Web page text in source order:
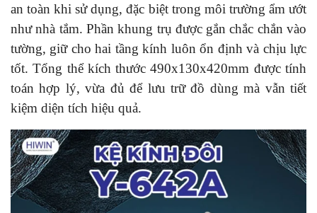
an toàn khi sử dụng, đặc biệt trong môi trường ẩm ướt
như nhà tắm. Phần khung trụ được gắn chắc chắn vào
tường, giữ cho hai tầng kính luôn ổn định và chịu lực
tốt. Tổng thể kích thước 490x130x420mm được tính
toán hợp lý, vừa đủ để lưu trữ đồ dùng mà vẫn tiết
kiệm diện tích hiệu quả.